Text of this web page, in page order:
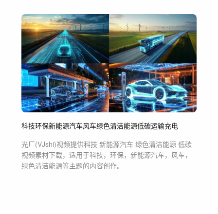
科技环保新能源汽车风车绿色清洁能源低碳运输充电
光厂(VJshi)视频提供科技 新能源汽车 绿色清洁能源 低碳
视频素材下载，适用于科技，环保，新能源汽车，风车，
绿色清洁能源等主题的内容创作。